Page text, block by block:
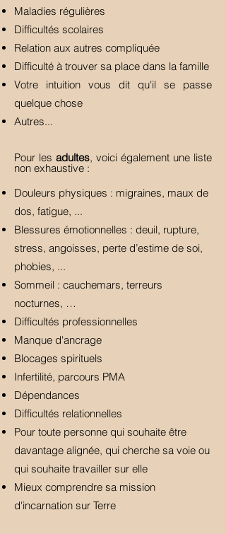
Maladies régulières
Difficultés scolaires
Relation aux autres compliquée
Difficulté à trouver sa place dans la famille
Votre intuition vous dit qu'il se passe
quelque chose
Autres...
Pour les adultes, voici également une liste
non exhaustive :
Douleurs physiques : migraines, maux de
dos, fatigue, ...
Blessures émotionnelles : deuil, rupture,
stress, angoisses, perte d’estime de soi,
phobies, ...
Sommeil : cauchemars, terreurs
nocturnes, …
Difficultés professionnelles
Manque d'ancrage
Blocages spirituels
Infertilité, parcours PMA
Dépendances
Difficultés relationnelles
Pour toute personne qui souhaite être
davantage alignée, qui cherche sa voie ou
qui souhaite travailler sur elle
Mieux comprendre sa mission
d'incarnation sur Terre